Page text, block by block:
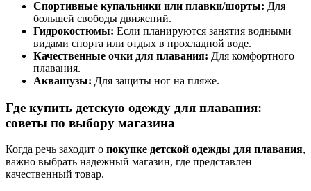
Спортивные купальники или плавки/шорты: Для
большей свободы движений.
Гидрокостюмы: Если планируются занятия водными
видами спорта или отдых в прохладной воде.
Качественные очки для плавания: Для комфортного
плавания.
Аквашузы: Для защиты ног на пляже.
Где купить детскую одежду для плавания:
советы по выбору магазина
Когда речь заходит о покупке детской одежды для плавания,
важно выбрать надежный магазин, где представлен
качественный товар.